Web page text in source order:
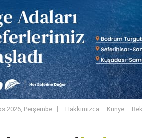
2026, Perşembe Hakkımızda Künye